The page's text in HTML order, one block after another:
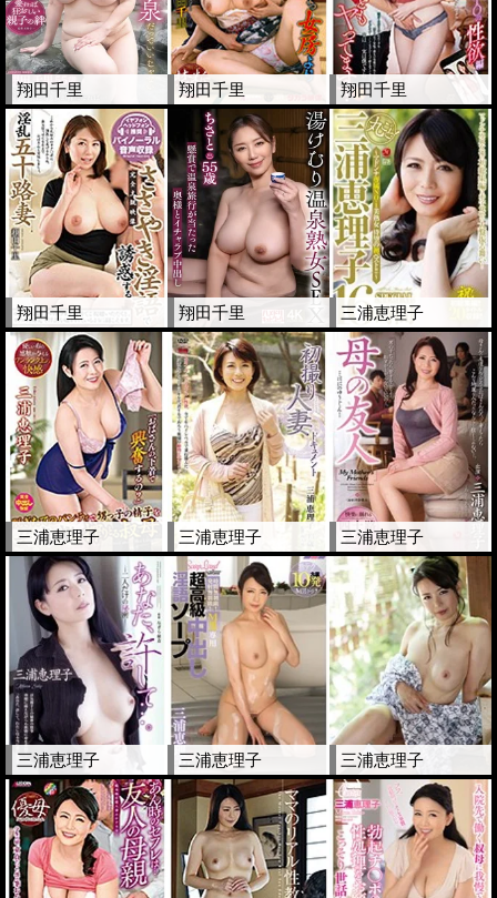
翔田千里 翔田千里 翔田千里
翔田千里 翔田千里 三浦恵理子
三浦恵理子 三浦恵理子 三浦恵理子
三浦恵理子 三浦恵理子 三浦恵理子